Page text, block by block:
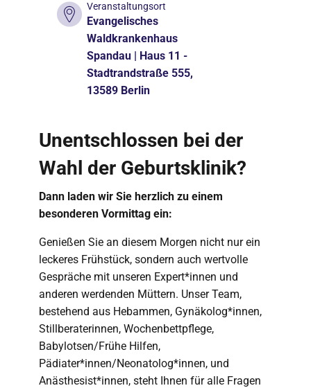
Veranstaltungsort
Evangelisches
Waldkrankenhaus
Spandau | Haus 11 -
Stadtrandstraße 555,
13589 Berlin
Unentschlossen bei der
Wahl der Geburtsklinik?
Dann laden wir Sie herzlich zu einem
besonderen Vormittag ein:
Genießen Sie an diesem Morgen nicht nur ein
leckeres Frühstück, sondern auch wertvolle
Gespräche mit unseren Expert*innen und
anderen werdenden Müttern. Unser Team,
bestehend aus Hebammen, Gynäkolog*innen,
Stillberaterinnen, Wochenbettpflege,
Babylotsen/Frühe Hilfen,
Pädiater*innen/Neonatolog*innen, und
Anästhesist*innen, steht Ihnen für alle Fragen